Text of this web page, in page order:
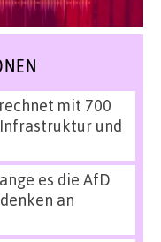
mit 700
und
es die AfD
an